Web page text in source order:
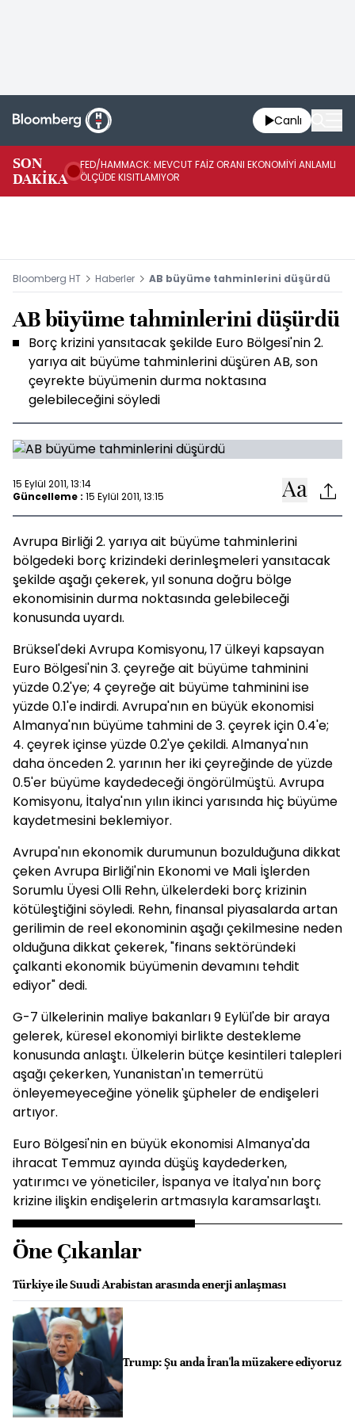
Canlı
SON
DAKİKA
FED/HAMMACK: MEVCUT FAİZ ORANI EKONOMİYİ ANLAMLI
ÖLÇÜDE KISITLAMIYOR
Bloomberg HT Haberler AB büyüme tahminlerini düşürdü
AB büyüme tahminlerini düşürdü
Borç krizini yansıtacak şekilde Euro Bölgesi'nin 2.
yarıya ait büyüme tahminlerini düşüren AB, son
çeyrekte büyümenin durma noktasına
gelebileceğini söyledi
15 Eylül 2011, 13:14
Güncelleme : 15 Eylül 2011, 13:15
Avrupa Birliği 2. yarıya ait büyüme tahminlerini
bölgedeki borç krizindeki derinleşmeleri yansıtacak
şekilde aşağı çekerek, yıl sonuna doğru bölge
ekonomisinin durma noktasında gelebileceği
konusunda uyardı.
Brüksel'deki Avrupa Komisyonu, 17 ülkeyi kapsayan
Euro Bölgesi'nin 3. çeyreğe ait büyüme tahminini
yüzde 0.2'ye; 4 çeyreğe ait büyüme tahminini ise
yüzde 0.1'e indirdi. Avrupa'nın en büyük ekonomisi
Almanya'nın büyüme tahmini de 3. çeyrek için 0.4'e;
4. çeyrek içinse yüzde 0.2'ye çekildi. Almanya'nın
daha önceden 2. yarının her iki çeyreğinde de yüzde
0.5'er büyüme kaydedeceği öngörülmüştü. Avrupa
Komisyonu, İtalya'nın yılın ikinci yarısında hiç büyüme
kaydetmesini beklemiyor.
Avrupa'nın ekonomik durumunun bozulduğuna dikkat
çeken Avrupa Birliği'nin Ekonomi ve Mali İşlerden
Sorumlu Üyesi Olli Rehn, ülkelerdeki borç krizinin
kötüleştiğini söyledi. Rehn, finansal piyasalarda artan
gerilimin de reel ekonominin aşağı çekilmesine neden
olduğuna dikkat çekerek, "finans sektöründeki
çalkanti ekonomik büyümenin devamını tehdit
ediyor" dedi.
G-7 ülkelerinin maliye bakanları 9 Eylül'de bir araya
gelerek, küresel ekonomiyi birlikte destekleme
konusunda anlaştı. Ülkelerin bütçe kesintileri talepleri
aşağı çekerken, Yunanistan'ın temerrütü
önleyemeyeceğine yönelik şüpheler de endişeleri
artıyor.
Euro Bölgesi'nin en büyük ekonomisi Almanya'da
ihracat Temmuz ayında düşüş kaydederken,
yatırımcı ve yöneticiler, İspanya ve İtalya'nın borç
krizine ilişkin endişelerin artmasıyla karamsarlaştı.
Öne Çıkanlar
Türkiye ile Suudi Arabistan arasında enerji anlaşması
Trump: Şu anda İran'la müzakere ediyoruz